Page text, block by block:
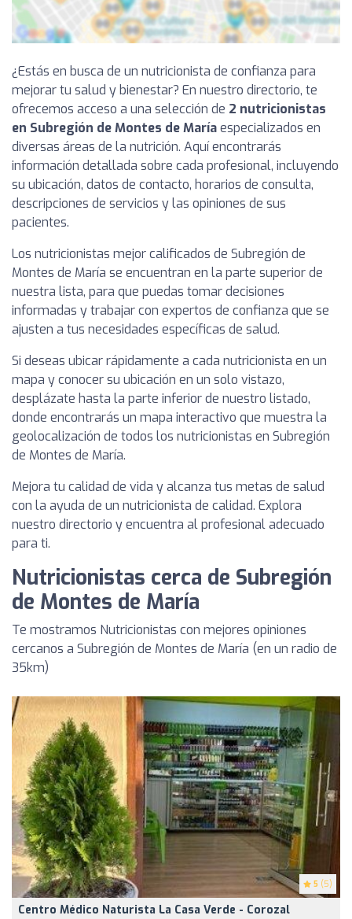
¿Estás en busca de un nutricionista de confianza para
mejorar tu salud y bienestar? En nuestro directorio, te
ofrecemos acceso a una selección de 2 nutricionistas
en Subregión de Montes de Maríaespecializados en
diversas áreas de la nutrición. Aquí encontrarás
información detallada sobre cada profesional, incluyendo
su ubicación, datos de contacto, horarios de consulta,
descripciones de servicios y las opiniones de sus
pacientes.
Los nutricionistas mejor calificados de Subregión de
Montes de María se encuentran en la parte superior de
nuestra lista, para que puedas tomar decisiones
informadas y trabajar con expertos de confianza que se
ajusten a tus necesidades específicas de salud.
Si deseas ubicar rápidamente a cada nutricionista en un
mapa y conocer su ubicación en un solo vistazo,
desplázate hasta la parte inferior de nuestro listado,
donde encontrarás un mapa interactivo que muestra la
geolocalización de todos los nutricionistas en Subregión
de Montes de María.
Mejora tu calidad de vida y alcanza tus metas de salud
con la ayuda de un nutricionista de calidad. Explora
nuestro directorio y encuentra al profesional adecuado
para ti.
Nutricionistas cerca de Subregión
de Montes de María
Te mostramos Nutricionistas con mejores opiniones
cercanos a Subregión de Montes de María (en un radio de
35km)
5 (5)
Centro Médico Naturista La Casa Verde - Corozal